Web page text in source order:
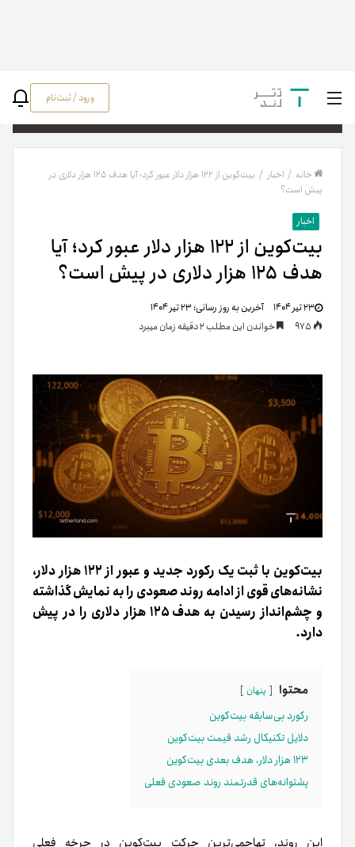
ورود / ثبت‌نام
خانه / اخبار /
بیت‌کوین از ۱۲۲ هزار دلار عبور کرد؛ آیا هدف ۱۲۵ هزار دلاری در
پیش است؟
اخبار
بیت‌کوین از ۱۲۲ هزار دلار عبور کرد؛ آیا
هدف ۱۲۵ هزار دلاری در پیش است؟
۲۳ تیر ۱۴۰۴ آخرین به روز رسانی:۲۳ تیر ۱۴۰۴
خواندن این مطلب 2 دقیقه زمان میبرد
بیت‌کوین با ثبت یک رکورد جدید و عبور از ۱۲۲ هزار دلار،
نشانه‌های قوی از ادامه روند صعودی را به نمایش گذاشته
و چشم‌انداز رسیدن به هدف ۱۲۵ هزار دلاری را در پیش
دارد.
محتوا پنهان
رکورد بی‌سابقه بیت‌کوین
دلایل تکنیکال رشد قیمت بیت‌کوین
۱۲۳ هزار دلار، هدف بعدی بیت‌کوین
پشتوانه‌های قدرتمند روند صعودی فعلی
این روند، تهاجمی‌ترین حرکت بیت‌کوین در چرخه فعلی